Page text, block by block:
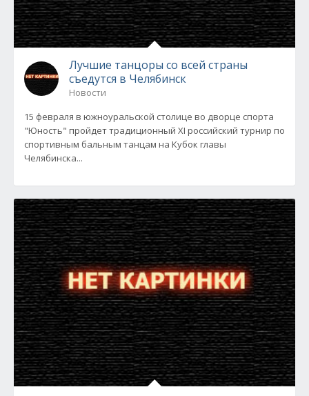
Лучшие танцоры со всей страны
съедутся в Челябинск
Новости
15 февраля в южноуральской столице во дворце спорта
"Юность" пройдет традиционный XI российский турнир по
спортивным бальным танцам на Кубок главы
Челябинска...